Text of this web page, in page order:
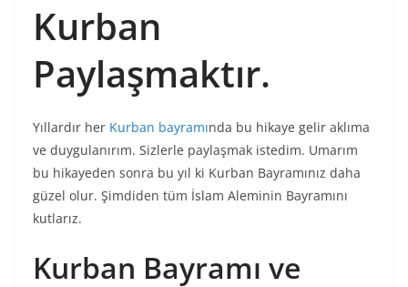
Kurban
Paylaşmaktır.
Yıllardır her Kurban bayramında bu hikaye gelir aklıma
ve duygulanırım. Sizlerle paylaşmak istedim. Umarım
bu hikayeden sonra bu yıl ki Kurban Bayramınız daha
güzel olur. Şimdiden tüm İslam Aleminin Bayramını
kutlarız.
Kurban Bayramı ve